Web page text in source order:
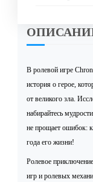
В ролевой игре
история о герое,
от великого зла.
набирайтесь
не прощает ошибок:
года его жизни!
Ролевое
игр и ролевых